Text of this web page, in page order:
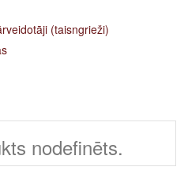
(taisngrieži)
nodefinēts.